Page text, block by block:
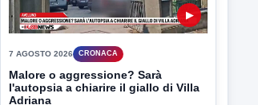
7 AGOSTO 2026